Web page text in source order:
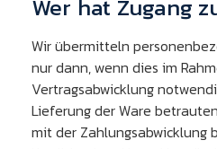
Wer hat Zugang
Wir übermitteln
nur dann, wenn dies im
Vertragsabwicklung
Lieferung der Ware
mit der Zahlungsabwicklung